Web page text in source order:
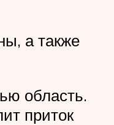
а также
область.
приток